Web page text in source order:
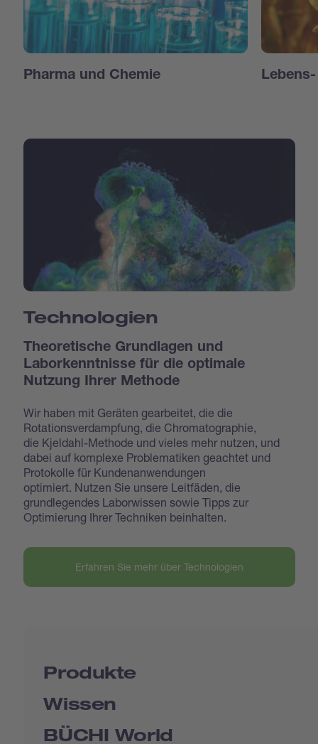
Pharma und Chemie
Technologien
Theoretische Grundlagen und
Laborkenntnisse für die optimale
Nutzung Ihrer Methode
Wir haben mit Geräten gearbeitet, die die
Rotationsverdampfung, die Chromatographie,
die Kjeldahl-Methode und vieles mehr nutzen, und
dabei auf komplexe Problematiken geachtet und
Protokolle für Kundenanwendungen
optimiert. Nutzen Sie unsere Leitfäden, die
grundlegendes Laborwissen sowie Tipps zur
Optimierung Ihrer Techniken beinhalten.
Erfahren Sie mehr über Technologien
Produkte
Wissen
BÜCHI World